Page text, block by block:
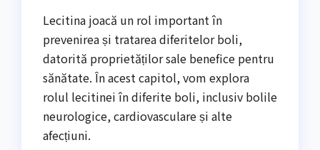
Lecitina joacă un rol important în
prevenirea și tratarea diferitelor boli,
datorită proprietăților sale benefice pentru
sănătate. În acest capitol, vom explora
rolul lecitinei în diferite boli, inclusiv bolile
neurologice, cardiovasculare și alte
afecțiuni.